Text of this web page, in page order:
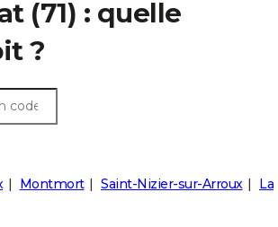
(71) : quelle
?
Montmort Saint-Nizier-sur-Arroux
La